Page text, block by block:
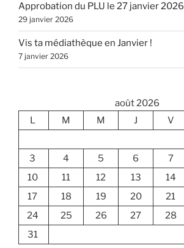
Approbation du PLU le 27 janvier 2026
29 janvier 2026
Vis ta médiathèque en Janvier !
7 janvier 2026
août 2026
L
M M J V
3
4 5 6 7
10
11 12 13 14
17
18 19 20 21
24
25 26 27 28
31